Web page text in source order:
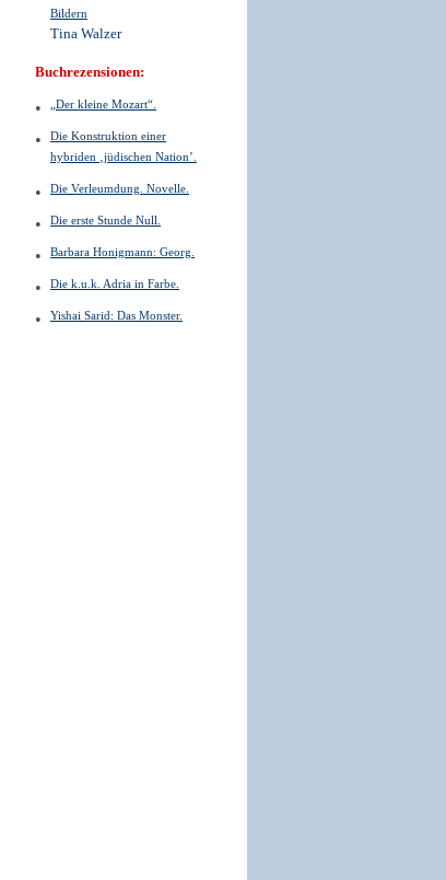
Bildern
Tina Walzer
Buchrezensionen:
„Der kleine Mozart“.
Die Konstruktion einer
hybriden ‚jüdischen Nation’.
Die Verleumdung. Novelle.
Die erste Stunde Null.
Barbara Honigmann: Georg.
Die k.u.k. Adria in Farbe.
Yishai Sarid: Das Monster.